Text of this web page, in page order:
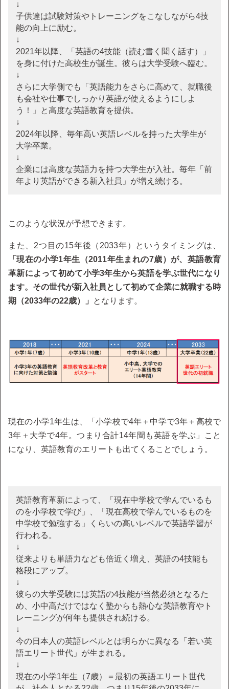
↓
子供達は試験対策やトレーニングをこなしながら4技
能の向上に励む。
↓
2021年以降、「英語の4技能（読む書く聞く話す）」
を身に付けた高校生が誕生。彼らは大学受験へ臨む。
↓
さらに大学側でも「英語能力をさらに高めて、就職後
も会社や仕事でしっかり英語が使えるようにしよ
う！」と高度な英語教育を提供。
↓
2024年以降、毎年高い英語レベルを持った大学生が
大学卒業。
↓
企業には高度な英語力を持つ大学生が入社。毎年「前
年より英語ができる新入社員」が増え続ける。
このような状況が予想できます。
また、2つ目の15年後（2033年）というタイミングは、
「現在の小学1年生（2011年生まれの7歳）が、英語教育
革新によって初めて小学3年生から英語を学ぶ世代になり
ます。その世代が新入社員として初めて企業に就職する時
期（2033年の22歳）」
となります。
現在の小学1年生は、「小学校で4年＋中学で3年＋高校で
3年＋大学で4年。つまり合計14年間も英語を学ぶ」こと
になり、英語教育のエリートも出てくることでしょう。
英語教育革新によって、「現在中学校で学んでいるも
のを小学校で学び」、「現在高校で学んでいるものを
中学校で勉強する」くらいの高いレベルで英語学習が
行われる。
↓
従来よりも単語力なども倍近く増え、英語の4技能も
格段にアップ。
↓
彼らの大学受験には英語の4技能が当然必須となるた
め、小中高だけではなく塾からも熱心な英語教育やト
レーニングが何年も提供され続ける。
↓
今の日本人の英語レベルとは明らかに異なる「若い英
語エリート世代」が生まれる。
↓
現在の小学1年生（7歳）＝最初の英語エリート世代